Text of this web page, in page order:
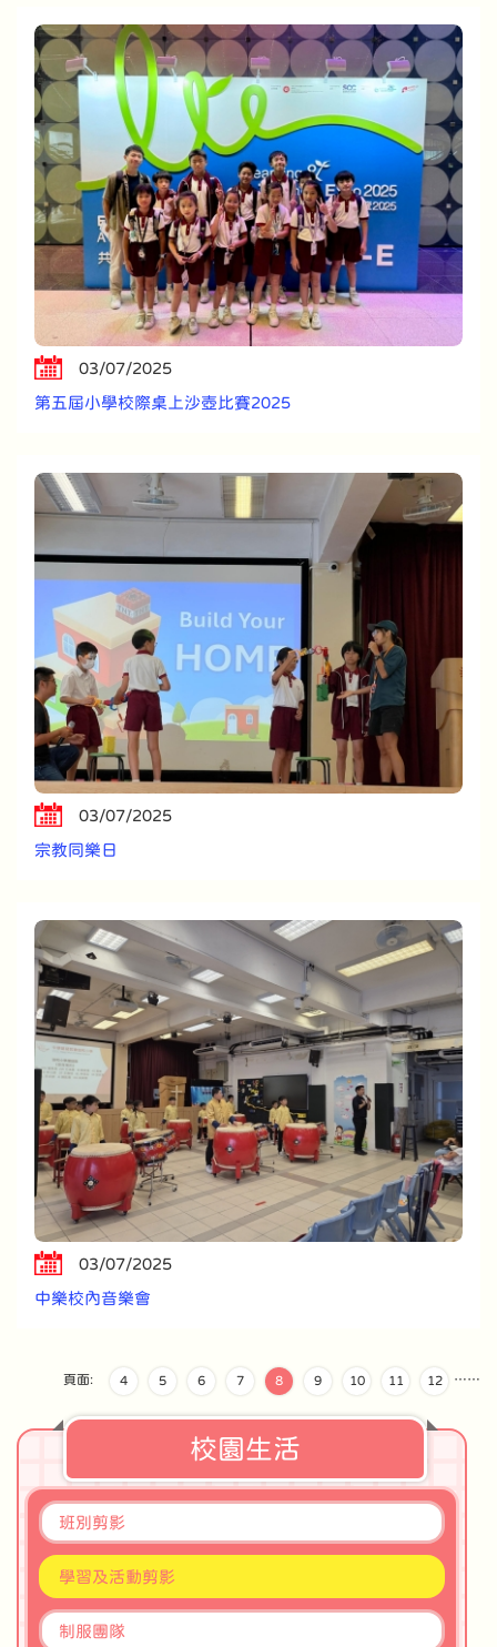
03/07/2025
第五屆小學校際桌上沙壺比賽2025
03/07/2025
宗教同樂日
03/07/2025
中樂校內音樂會
頁面: …
4 5 6 7 8 9 10 11 12 …
校園生活
班別剪影
學習及活動剪影
制服團隊